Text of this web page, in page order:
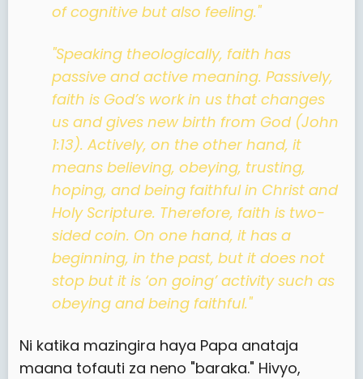
of cognitive but also feeling."
"Speaking theologically, faith has
passive and active meaning. Passively,
faith is God’s work in us that changes
us and gives new birth from God (John
1:13). Actively, on the other hand, it
means believing, obeying, trusting,
hoping, and being faithful in Christ and
Holy Scripture. Therefore, faith is two-
sided coin. On one hand, it has a
beginning, in the past, but it does not
stop but it is ‘on going’ activity such as
obeying and being faithful."
Ni katika mazingira haya Papa anataja
maana tofauti za neno "baraka." Hivyo,